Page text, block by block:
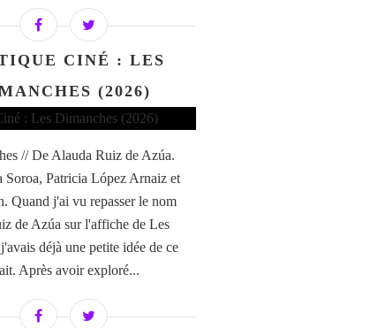
CINÉ : LES
(2026)
// De Alauda Ruiz de Azúa.
Soroa, Patricia López Arnaiz et
Quand j'ai vu repasser le nom
de Azúa sur l'affiche de Les
déjà une petite idée de ce
Après avoir exploré...